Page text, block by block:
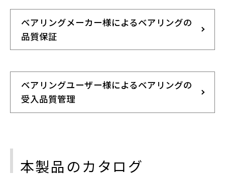
ベアリングメーカー様によるベアリングの
品質保証
ベアリングユーザー様によるベアリングの
受入品質管理
本製品のカタログ